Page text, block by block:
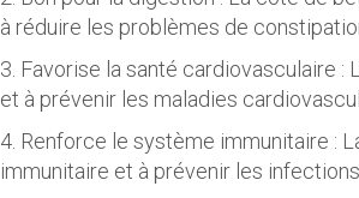
à réduire les problèmes de
3. Favorise la santé cardiovasculaire
et à prévenir les maladies
4. Renforce le système immunitaire :
immunitaire et à prévenir les infections.